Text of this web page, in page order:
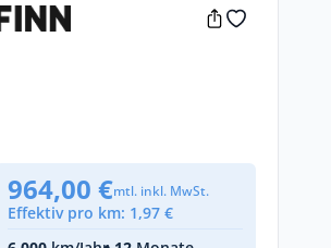
964,00 €mtl. inkl. MwSt.
Effektiv pro km: 1,97 €